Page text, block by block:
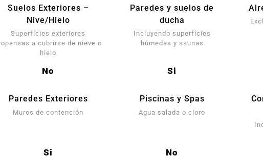
Suelos Exteriores –
Nive/Hielo
Superfícies exteriores
a cubrirse de nieve o
hielo
No
Paredes y suelos de
ducha
Incluyendo superfícies
húmedas y saunas
Si
Paredes Exteriores
Muros de contención
Si
Piscinas y Spas
Agua salada o cloro
No